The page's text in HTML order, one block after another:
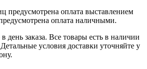
предусмотрена оплата выставлением
оплата наличными.
день заказа. Все товары есть в наличии
условия доставки уточняйте у